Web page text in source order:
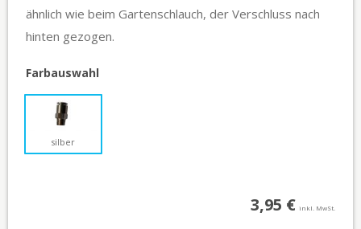
ähnlich wie beim Gartenschlauch, der Verschluss nach
hinten gezogen.
Farbauswahl
silber
3,95 € inkl. MwSt.